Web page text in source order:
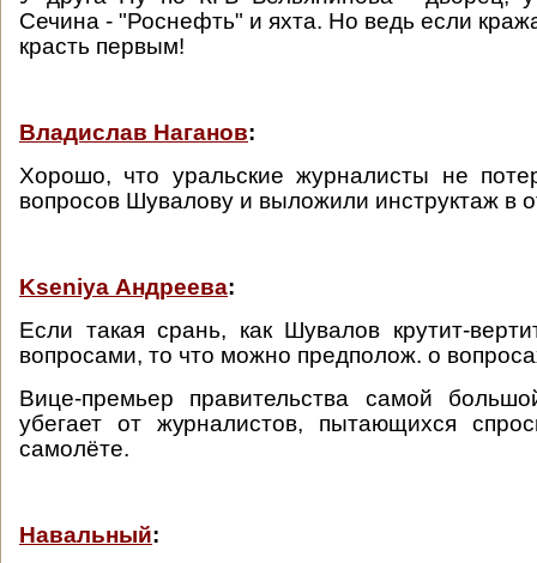
Сечина - "Роснефть" и яхта. Но ведь если
красть первым!
Владислав Наганов:
Хорошо, что уральские журналисты не
вопросов Шувалову и выложили инструктаж в
Kseniya Андреева:
Если такая срань, как Шувалов крутит-
вопросами, то что можно предполож. о
Вице-премьер правительства самой
убегает от журналистов, пытающихся
самолёте.
Навальный: